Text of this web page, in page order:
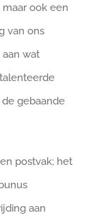
ook een
van ons
wat
gebaande
postvak; het
aan